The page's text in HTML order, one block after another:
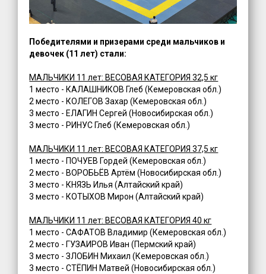
Победителями и призерами среди мальчиков и
девочек (11 лет) стали:
МАЛЬЧИКИ 11 лет: ВЕСОВАЯ КАТЕГОРИЯ 32,5 кг
1 место - КАЛАШНИКОВ Глеб (Кемеровская обл.)
2 место - КОЛЕГОВ Захар (Кемеровская обл.)
3 место - ЕЛАГИН Сергей (Новосибирская обл.)
3 место - РИНУС Глеб (Кемеровская обл.)
МАЛЬЧИКИ 11 лет: ВЕСОВАЯ КАТЕГОРИЯ 37,5 кг
1 место - ПОЧУЕВ Гордей (Кемеровская обл.)
2 место - ВОРОБЬЁВ Артём (Новосибирская обл.)
3 место - КНЯЗЬ Илья (Алтайский край)
3 место - КОТЫХОВ Мирон (Алтайский край)
МАЛЬЧИКИ 11 лет: ВЕСОВАЯ КАТЕГОРИЯ 40 кг
1 место - САФАТОВ Владимир (Кемеровская обл.)
2 место - ГУЗАИРОВ Иван (Пермский край)
3 место - ЗЛОБИН Михаил (Кемеровская обл.)
3 место - СТЁПИН Матвей (Новосибирская обл.)